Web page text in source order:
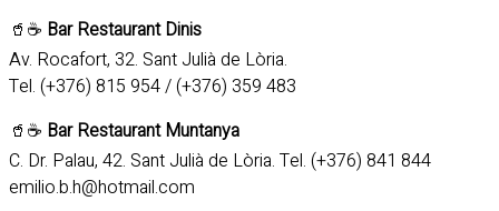
🥤☕ Bar Restaurant Dinis
Av. Rocafort, 32. Sant Julià de Lòria.
Tel. (+376) 815 954 / (+376) 359 483
🥤☕ Bar Restaurant Muntanya
C. Dr. Palau, 42. Sant Julià de Lòria. Tel. (+376) 841 844
emilio.b.h@hotmail.com